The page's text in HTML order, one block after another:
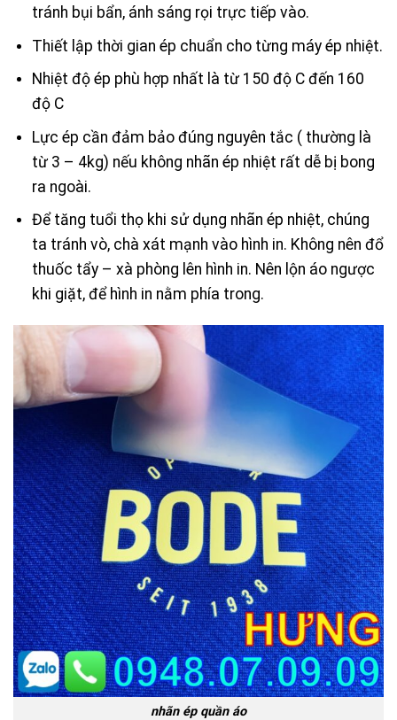
tránh bụi bẩn, ánh sáng rọi trực tiếp vào.
Thiết lập thời gian ép chuẩn cho từng máy ép nhiệt.
Nhiệt độ ép phù hợp nhất là từ 150 độ C đến 160
độ C
Lực ép cần đảm bảo đúng nguyên tắc ( thường là
từ 3 – 4kg) nếu không nhãn ép nhiệt rất dễ bị bong
ra ngoài.
Để tăng tuổi thọ khi sử dụng nhãn ép nhiệt, chúng
ta tránh vò, chà xát mạnh vào hình in. Không nên đổ
thuốc tẩy – xà phòng lên hình in. Nên lộn áo ngược
khi giặt, để hình in nằm phía trong.
nhãn ép quần áo